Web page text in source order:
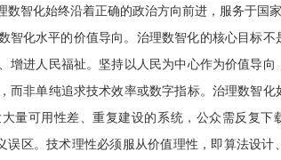
智化始终沿着正确的政治方向前进，服务于国家
智化水平的价值导向。治理数智化的核心目标
增进人民福祉。坚持以人民为中心作为价值导
而非单纯追求技术效率或数字指标。治理数智化
量可用性差、重复建设的系统，公众需反复下
误区。技术理性必须服从价值理性，即算法设